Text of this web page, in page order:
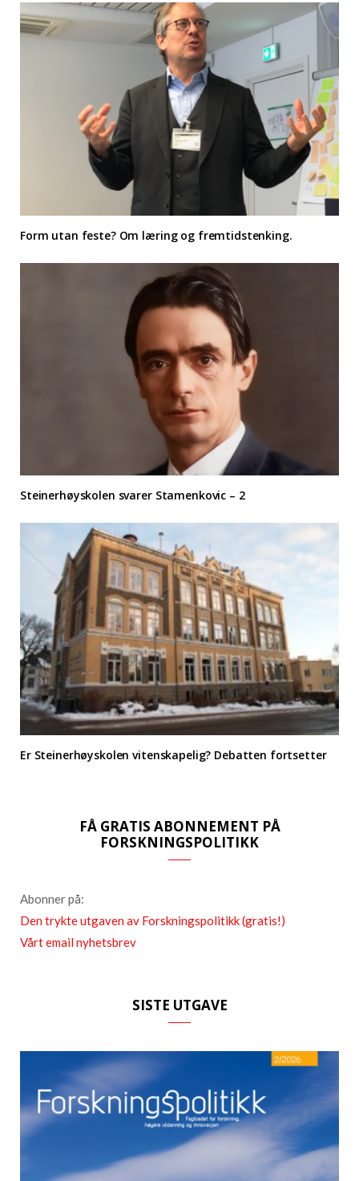
Form utan feste? Om læring og fremtidstenking.
Steinerhøyskolen svarer Stamenkovic – 2
Er Steinerhøyskolen vitenskapelig? Debatten fortsetter
FÅ GRATIS ABONNEMENT PÅ
FORSKNINGSPOLITIKK
Abonner på:
Den trykte utgaven av Forskningspolitikk (gratis!)
Vårt email nyhetsbrev
SISTE UTGAVE